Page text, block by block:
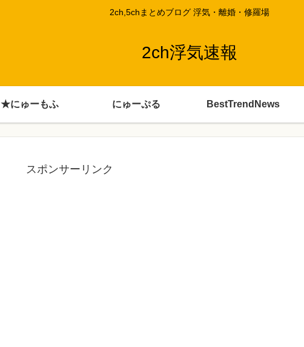
2ch,5chまとめブログ 浮気・離婚・修羅場
2ch浮気速報
★にゅーもふ にゅーぷる BestTrendNews
スポンサーリンク